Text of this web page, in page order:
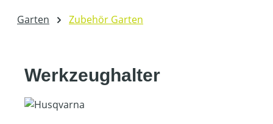
Garten Zubehör Garten
Werkzeughalter